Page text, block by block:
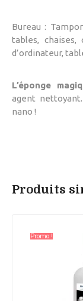
Bureau :
tables,
d’ordinateur,
L’éponge
agent
nano !
Produits
Promo !